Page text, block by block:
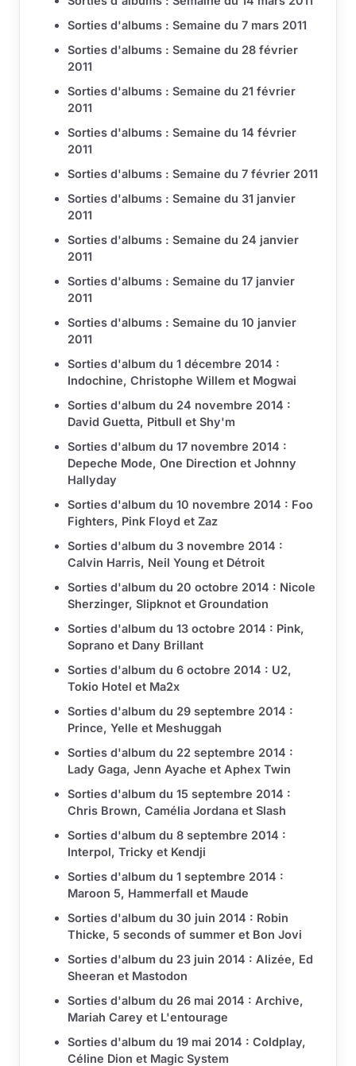
Sorties d'albums : Semaine du 7 mars 2011
Sorties d'albums : Semaine du 28 février
2011
Sorties d'albums : Semaine du 21 février
2011
Sorties d'albums : Semaine du 14 février
2011
Sorties d'albums : Semaine du 7 février 2011
Sorties d'albums : Semaine du 31 janvier
2011
Sorties d'albums : Semaine du 24 janvier
2011
Sorties d'albums : Semaine du 17 janvier
2011
Sorties d'albums : Semaine du 10 janvier
2011
Sorties d'album du 1 décembre 2014 :
Indochine, Christophe Willem et Mogwai
Sorties d'album du 24 novembre 2014 :
David Guetta, Pitbull et Shy'm
Sorties d'album du 17 novembre 2014 :
Depeche Mode, One Direction et Johnny
Hallyday
Sorties d'album du 10 novembre 2014 : Foo
Fighters, Pink Floyd et Zaz
Sorties d'album du 3 novembre 2014 :
Calvin Harris, Neil Young et Détroit
Sorties d'album du 20 octobre 2014 : Nicole
Sherzinger, Slipknot et Groundation
Sorties d'album du 13 octobre 2014 : Pink,
Soprano et Dany Brillant
Sorties d'album du 6 octobre 2014 : U2,
Tokio Hotel et Ma2x
Sorties d'album du 29 septembre 2014 :
Prince, Yelle et Meshuggah
Sorties d'album du 22 septembre 2014 :
Lady Gaga, Jenn Ayache et Aphex Twin
Sorties d'album du 15 septembre 2014 :
Chris Brown, Camélia Jordana et Slash
Sorties d'album du 8 septembre 2014 :
Interpol, Tricky et Kendji
Sorties d'album du 1 septembre 2014 :
Maroon 5, Hammerfall et Maude
Sorties d'album du 30 juin 2014 : Robin
Thicke, 5 seconds of summer et Bon Jovi
Sorties d'album du 23 juin 2014 : Alizée, Ed
Sheeran et Mastodon
Sorties d'album du 26 mai 2014 : Archive,
Mariah Carey et L'entourage
Sorties d'album du 19 mai 2014 : Coldplay,
Céline Dion et Magic System